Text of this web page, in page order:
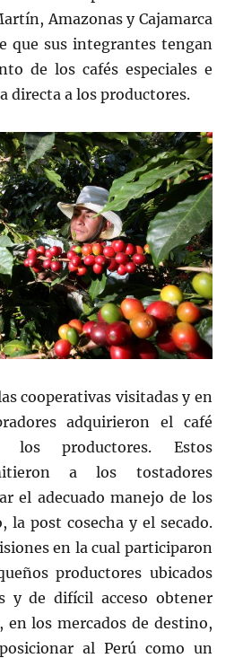
Amazonas y Cajamarca
que sus integrantes tengan
de los cafés especiales e
directa a los productores.
cooperativas visitadas y en
adquirieron el café
los productores. Estos
a los tostadores
el adecuado manejo de los
la post cosecha y el secado.
en la cual participaron
productores ubicados
y de difícil acceso obtener
en los mercados de destino,
al Perú como un